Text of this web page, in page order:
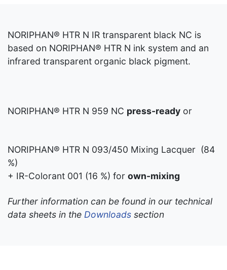
NORIPHAN® HTR N IR transparent black NC is
based on NORIPHAN® HTR N ink system and an
infrared transparent organic black pigment.
NORIPHAN® HTR N 959 NC press-ready or
NORIPHAN® HTR N 093/450 Mixing Lacquer (84
%)
+ IR-Colorant 001 (16 %) for own-mixing
Further information can be found in our technical
data sheets in the Downloads section